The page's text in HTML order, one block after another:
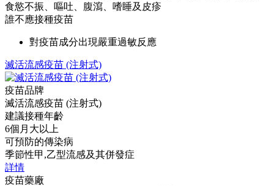
食慾不振、嘔吐、腹瀉、嗜睡及皮疹
誰不應接種疫苗
對疫苗成分出現嚴重過敏反應
滅活流感疫苗 (注射式)
疫苗品牌
滅活流感疫苗 (注射式)
建議接種年齡
6個月大以上
可預防的傳染病
季節性甲,乙型流感及其併發症
詳情
疫苗藥廠